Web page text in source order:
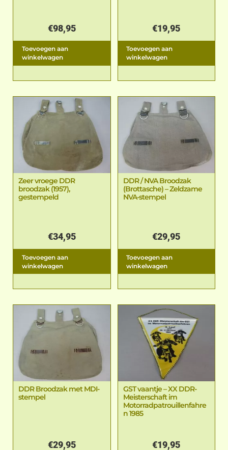
€98,95
Toevoegen aan
winkelwagen
€19,95
Toevoegen aan
winkelwagen
Zeer vroege DDR
broodzak (1957),
gestempeld
€34,95
Toevoegen aan
winkelwagen
DDR / NVA Broodzak
(Brottasche) – Zeldzame
NVA-stempel
€29,95
Toevoegen aan
winkelwagen
DDR Broodzak met MDI-
stempel
€29,95
GST vaantje – XX DDR-
Meisterschaft im
Motorradpatrouillenfahre
n 1985
€19,95